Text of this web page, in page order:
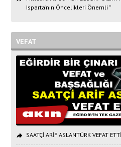
Isparta’nın Öncelikleri Önemli ”
VEFAT
SAATÇİ ARİF ASLANTÜRK VEFAT ETTİ